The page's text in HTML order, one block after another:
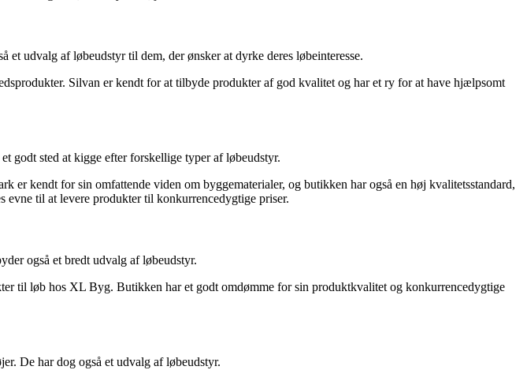
udvalg af løbeudstyr til dem, der ønsker at dyrke deres løbeinteresse.
Silvan er kendt for at tilbyde produkter af god kvalitet og har et ry for at have hjælpsomt
godt sted at kigge efter forskellige typer af løbeudstyr.
er kendt for sin omfattende viden om byggematerialer, og butikken har også en høj kvalitetsstandard,
evne til at levere produkter til konkurrencedygtige priser.
også et bredt udvalg af løbeudstyr.
til løb hos XL Byg. Butikken har et godt omdømme for sin produktkvalitet og konkurrencedygtige
De har dog også et udvalg af løbeudstyr.